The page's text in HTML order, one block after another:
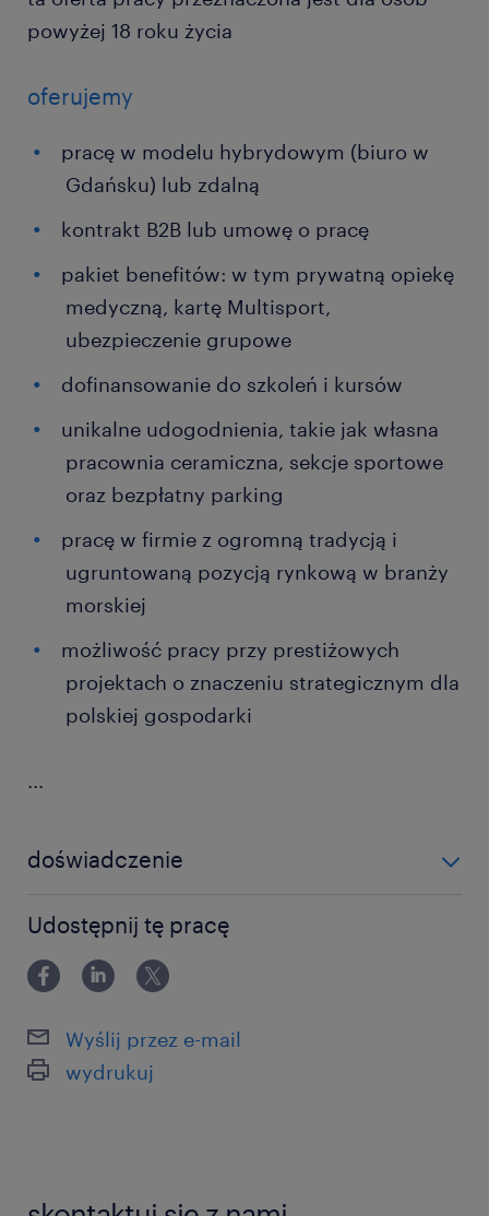
powyżej 18 roku życia
oferujemy
pracę w modelu hybrydowym (biuro w
Gdańsku) lub zdalną
kontrakt B2B lub umowę o pracę
pakiet benefitów: w tym prywatną opiekę
medyczną, kartę Multisport,
ubezpieczenie grupowe
dofinansowanie do szkoleń i kursów
unikalne udogodnienia, takie jak własna
pracownia ceramiczna, sekcje sportowe
oraz bezpłatny parking
pracę w firmie z ogromną tradycją i
ugruntowaną pozycją rynkową w branży
morskiej
możliwość pracy przy prestiżowych
projektach o znaczeniu strategicznym dla
polskiej gospodarki
...
doświadczenie
Udostępnij tę pracę
Wyślij przez e-mail
wydrukuj